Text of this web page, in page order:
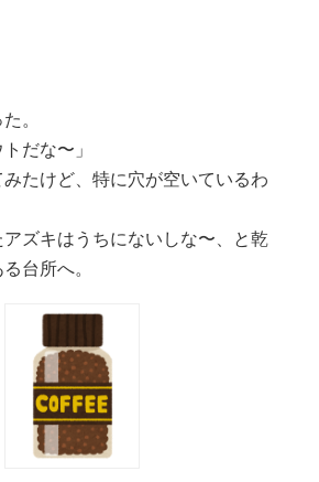
。
だな〜」
たけど、特に穴が空いているわ
ズキはうちにないしな〜、と乾
台所へ。